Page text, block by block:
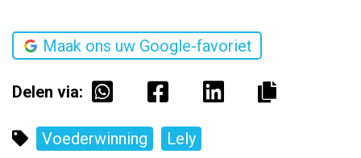
Maak ons uw Google-favoriet
Delen via:
Voederwinning Lely